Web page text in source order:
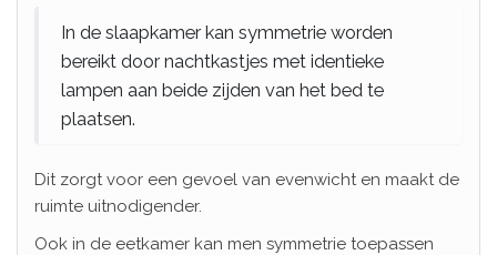
In de slaapkamer kan symmetrie worden
bereikt door nachtkastjes met identieke
lampen aan beide zijden van het bed te
plaatsen.
Dit zorgt voor een gevoel van evenwicht en maakt de
ruimte uitnodigender.
Ook in de eetkamer kan men symmetrie toepassen